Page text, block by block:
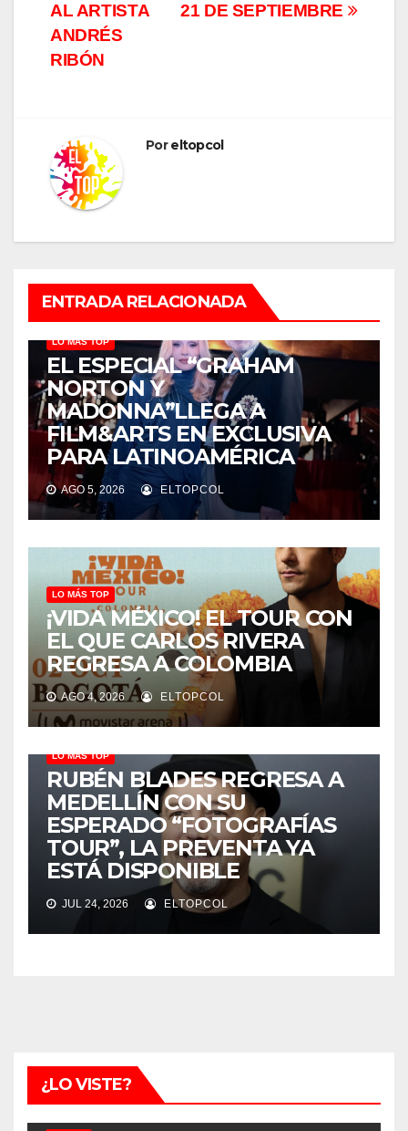
21 DE SEPTIEMBRE
AL ARTISTA
ANDRÉS
RIBÓN
Poreltopcol
ENTRADA RELACIONADA
LO MÁS TOP
EL ESPECIAL “GRAHAM
NORTON Y
MADONNA”LLEGA A
FILM&ARTS EN EXCLUSIVA
PARA LATINOAMÉRICA
AGO 5, 2026 ELTOPCOL
LO MÁS TOP
¡VIDA MÉXICO! EL TOUR CON
EL QUE CARLOS RIVERA
REGRESA A COLOMBIA
AGO 4, 2026 ELTOPCOL
LO MÁS TOP
RUBÉN BLADES REGRESA A
MEDELLÍN CON SU
ESPERADO “FOTOGRAFÍAS
TOUR”, LA PREVENTA YA
ESTÁ DISPONIBLE
JUL 24, 2026 ELTOPCOL
¿LO VISTE?